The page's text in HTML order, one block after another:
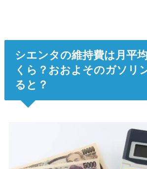
シエンタの維持費は月平
くら？おおよそのガソリ
ると？